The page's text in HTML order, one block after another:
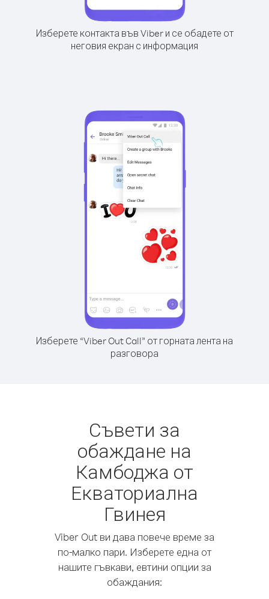
Изберете контакта във Viber и се обадете от
неговия екран с информация
Изберете “Viber Out Call” от горната лента на
разговора
Съвети за
обаждане на
Камбоджа от
Екваториална
Гвинея
Viber Out ви дава повече време за
по-малко пари. Изберете една от
нашите гъвкави, евтини опции за
обаждания: